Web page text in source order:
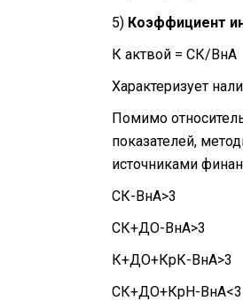
5) Коэффициент
К актвой = СК/ВнА
Характеризует
Помимо
показателей,
источниками
СК-ВнА>3
СК+ДО-ВнА>3
К+ДО+КрК-ВнА>3
СК+ДО+КрН-ВнА<3